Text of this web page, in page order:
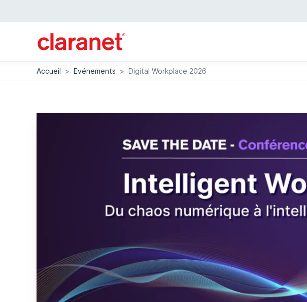
Accueil > Evénements > Digital Workplace 2026